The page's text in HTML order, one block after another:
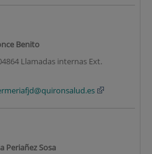
Benito
Llamadas internas Ext.
Periañez Sosa